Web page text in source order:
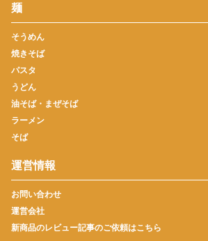
麺
そうめん
焼きそば
パスタ
うどん
油そば・まぜそば
ラーメン
そば
運営情報
お問い合わせ
運営会社
新商品のレビュー記事のご依頼はこちら